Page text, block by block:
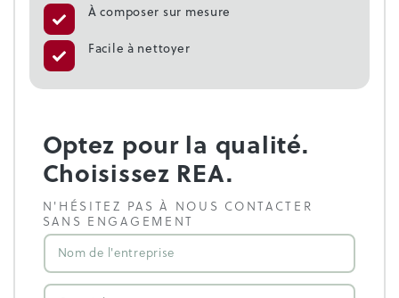
Optez pour la qualité.
Choisissez REA.
N'HÉSITEZ PAS À NOUS CONTACTER
SANS ENGAGEMENT
À composer sur mesure
Facile à nettoyer